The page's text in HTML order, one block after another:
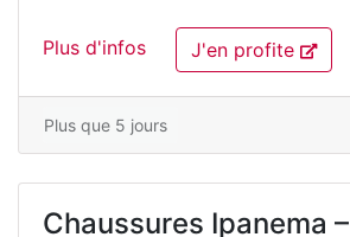
Plus d'infos J'en profite
Plus que 5 jours
Chaussures Ipanema –